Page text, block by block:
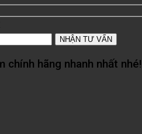
chính hãng nhanh nhất nhé!